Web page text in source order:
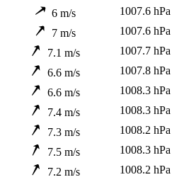
6 m/s
1007.6 hPa
7 m/s
1007.6 hPa
7.1 m/s
1007.7 hPa
6.6 m/s
1007.8 hPa
6.6 m/s
1008.3 hPa
7.4 m/s
1008.3 hPa
7.3 m/s
1008.2 hPa
7.5 m/s
1008.3 hPa
7.2 m/s
1008.2 hPa